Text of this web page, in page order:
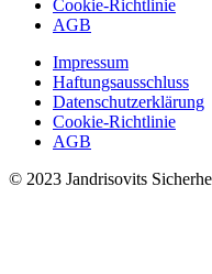
Cookie-Richtlinie
AGB
Impressum
Haftungsausschluss
Datenschutzerklärung
Cookie-Richtlinie
AGB
© 2023 Jandrisovits